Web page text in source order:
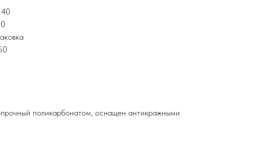
поликарбонатом, оснащен антикражными